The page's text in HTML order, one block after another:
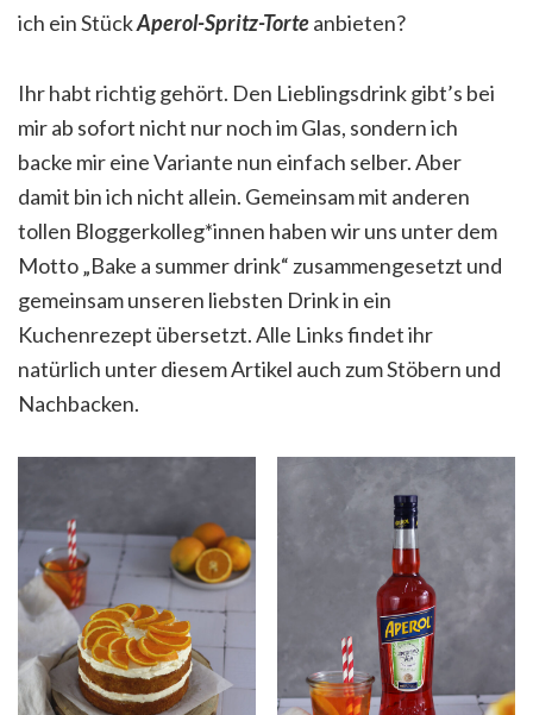
ich ein StückAperol-Spritz-Torteanbieten?
Ihr habt richtig gehört. Den Lieblingsdrink gibt’s bei
mir ab sofort nicht nur noch im Glas, sondern ich
backe mir eine Variante nun einfach selber. Aber
damit bin ich nicht allein. Gemeinsam mit anderen
tollen Bloggerkolleg*innen haben wir uns unter dem
Motto „Bake a summer drink“ zusammengesetzt und
gemeinsam unseren liebsten Drink in ein
Kuchenrezept übersetzt. Alle Links findet ihr
natürlich unter diesem Artikel auch zum Stöbern und
Nachbacken.